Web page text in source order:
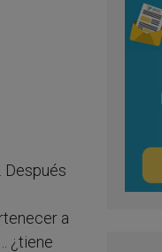
Después
a
¿tiene